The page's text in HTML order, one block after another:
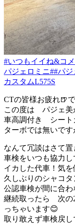
#いつもイイね&コ
パジェロミニ##パ
カスタムL575S
CTの皆様お疲れ🍺
この度は パジェ
車高調付き シート
ターボでは無いです
なんて冗談はさて置
車検をいつも協力
イカした代車！気
久しぶりのシャコ
公認車検が間に合
継続取ったら 次の
っちゃいます😊
取り敢えず車検戻